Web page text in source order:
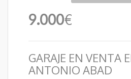
9.000€
GARAJE EN VENTA
ANTONIO ABAD